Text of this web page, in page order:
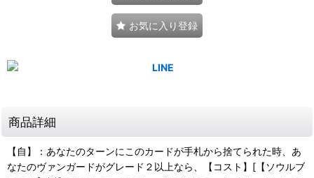
お気に入り登録
商品詳細
【自】：あなたのターンにこのカードが手札から捨てられた時、あ
なたのヴァンガードがグレード２以上なら、【コスト】[【ソウルブ